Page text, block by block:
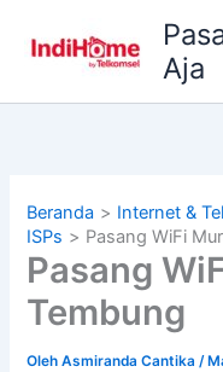
Aja
Beranda Internet &
ISPs
Pasang WiFi
Pasang
Tembung
OlehAsmiranda Cantika/